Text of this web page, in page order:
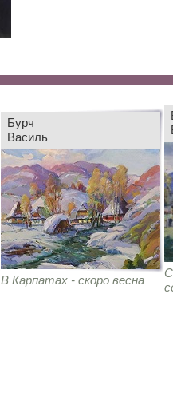
Бурч
Василь
В Карпатах - скоро весна